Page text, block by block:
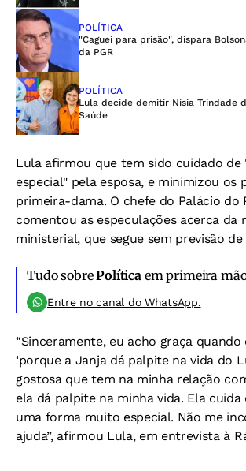
POLÍTICA
"Caguei para prisão", dispara
da PGR
POLÍTICA
Lula decide demitir Nísia Trindade
Saúde
Lula afirmou que tem sido cuidado
especial" pela esposa, e minimizou os
primeira-dama. O chefe do Palácio do
comentou as especulações acerca da
ministerial, que segue sem previsão
Tudo sobrePolíticaem primeira
Entre no canal do WhatsApp.
“Sinceramente, eu acho graça
‘porque a Janja dá palpite na vida do
gostosa que tem na minha relação
ela dá palpite na minha vida. Ela cuida
uma forma muito especial. Não me
ajuda”, afirmou Lula, em entrevista à